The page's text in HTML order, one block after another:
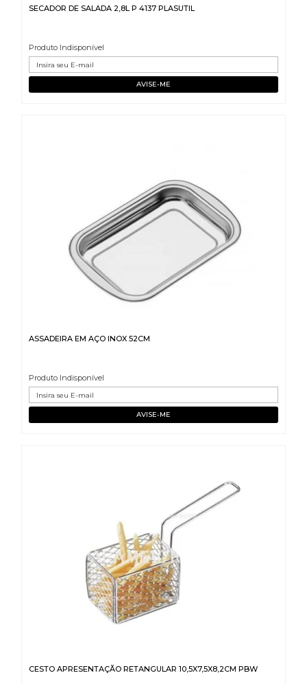
SECADOR DE SALADA 2,8L P 4137 PLASUTIL
Produto Indisponível
ASSADEIRA EM AÇO INOX 52CM
Produto Indisponível
CESTO APRESENTAÇÃO RETANGULAR 10,5X7,5X8,2CM PBW